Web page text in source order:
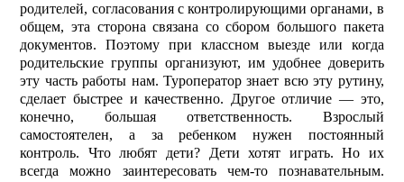
родителей, согласования с контролирующими органами, в
общем, эта сторона связана со сбором большого пакета
документов. Поэтому при классном выезде или когда
родительские группы организуют, им удобнее доверить
эту часть работы нам. Туроператор знает всю эту рутину,
сделает быстрее и качественно. Другое отличие — это,
конечно, большая ответственность. Взрослый
самостоятелен, а за ребенком нужен постоянный
контроль. Что любят дети? Дети хотят играть. Но их
всегда можно заинтересовать чем-то познавательным.